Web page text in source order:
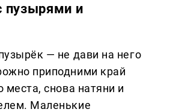
пузырями и
— не дави на него
приподними край
места, снова натяни и
Маленькие